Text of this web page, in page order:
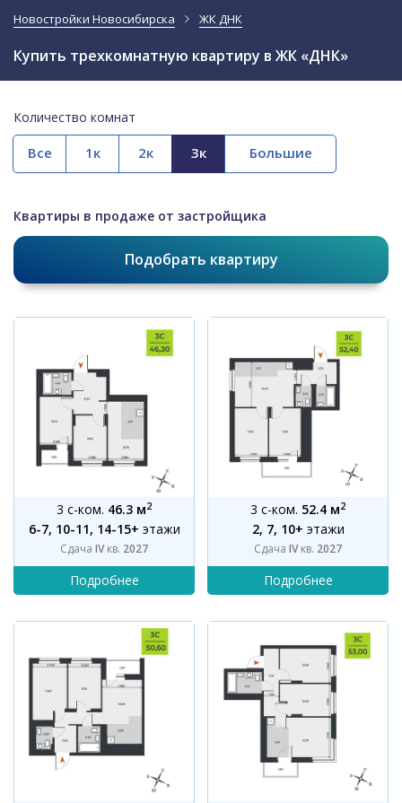
Новостройки Новосибирска ЖК ДНК
Купить трехкомнатную квартиру в ЖК «ДНК»
Количество комнат
Все
Квартиры в продаже от застройщика
Подобрать квартиру
3 с-ком. 46.3 м2
6-7, 10-11, 14-15+ этажи
Сдача IVкв. 2027
3 с-ком. 52.4 м2
2, 7, 10+ этажи
Сдача IVкв. 2027